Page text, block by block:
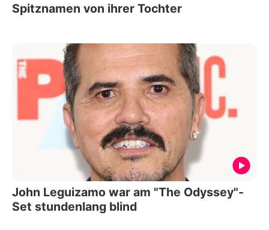
Spitznamen von ihrer Tochter
John Leguizamo war am "The Odyssey"-
Set stundenlang blind